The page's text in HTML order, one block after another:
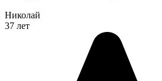
Николай
37 лет